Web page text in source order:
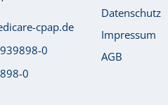
cpap.de
0
0
Datenschutz
Impressum
AGB